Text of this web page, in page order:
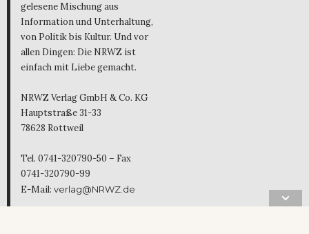
gelesene Mischung aus
Information und Unterhaltung,
von Politik bis Kultur. Und vor
allen Dingen: Die NRWZ ist
einfach mit Liebe gemacht.
NRWZ Verlag GmbH & Co. KG
Hauptstraße 31-33
78628 Rottweil
Tel. 0741-320790-50 – Fax
0741-320790-99
E-Mail: verlag@NRWZ.de